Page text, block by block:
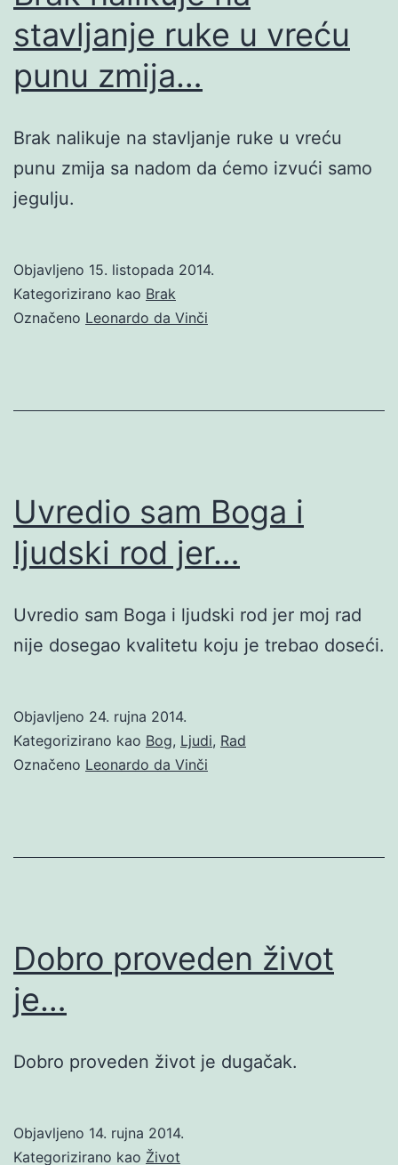
stavljanje ruke u vreću
punu zmija…
Brak nalikuje na stavljanje ruke u vreću
punu zmija sa nadom da ćemo izvući samo
jegulju.
Objavljeno 15. listopada 2014.
Kategorizirano kao Brak
Označeno Leonardo da Vinči
Uvredio sam Boga i
ljudski rod jer…
Uvredio sam Boga i ljudski rod jer moj rad
nije dosegao kvalitetu koju je trebao doseći.
Objavljeno 24. rujna 2014.
Kategorizirano kao Bog, Ljudi, Rad
Označeno Leonardo da Vinči
Dobro proveden život
je…
Dobro proveden život je dugačak.
Objavljeno 14. rujna 2014.
Kategorizirano kao Život